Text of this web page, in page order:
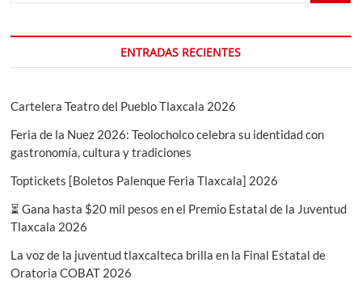
las
las
100
la
ENTRADAS RECIENTES
Cartelera Teatro del Pueblo Tlaxcala 2026
Feria de la Nuez 2026: Teolocholco celebra su identidad con
gastronomía, cultura y tradiciones
Toptickets [Boletos Palenque Feria Tlaxcala] 2026
⏳ Gana hasta $20 mil pesos en el Premio Estatal de la Juventud
Tlaxcala 2026
La voz de la juventud tlaxcalteca brilla en la Final Estatal de
Oratoria COBAT 2026